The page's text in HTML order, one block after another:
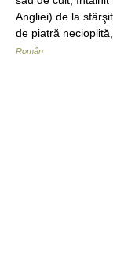
Angliei) de la
de piatră
Român